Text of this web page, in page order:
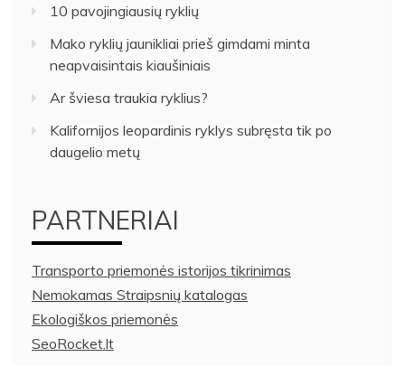
10 pavojingiausių ryklių
Mako ryklių jaunikliai prieš gimdami minta
neapvaisintais kiaušiniais
Ar šviesa traukia ryklius?
Kalifornijos leopardinis ryklys subręsta tik po
daugelio metų
PARTNERIAI
Transporto priemonės istorijos tikrinimas
Nemokamas Straipsnių katalogas
Ekologiškos priemonės
SeoRocket.lt